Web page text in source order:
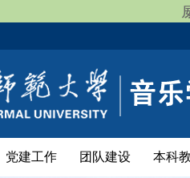
党建工作 团队建设 本科